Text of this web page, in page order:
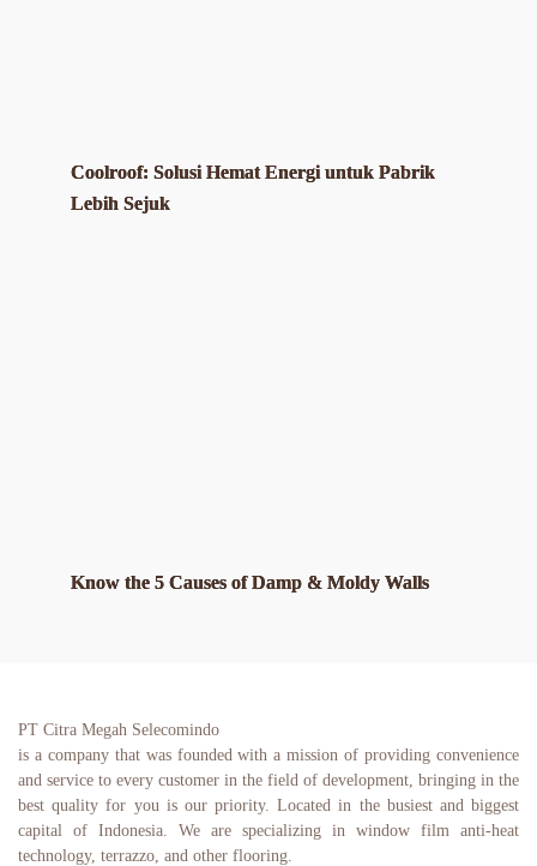
Coolroof: Solusi Hemat Energi untuk Pabrik
Lebih Sejuk
Know the 5 Causes of Damp & Moldy Walls
PT Citra Megah Selecomindo
is a company that was founded with a mission of providing convenience
and service to every customer in the field of development, bringing in the
best quality for you is our priority. Located in the busiest and biggest
capital of Indonesia. We are specializing in window film anti-heat
technology, terrazzo, and other flooring.